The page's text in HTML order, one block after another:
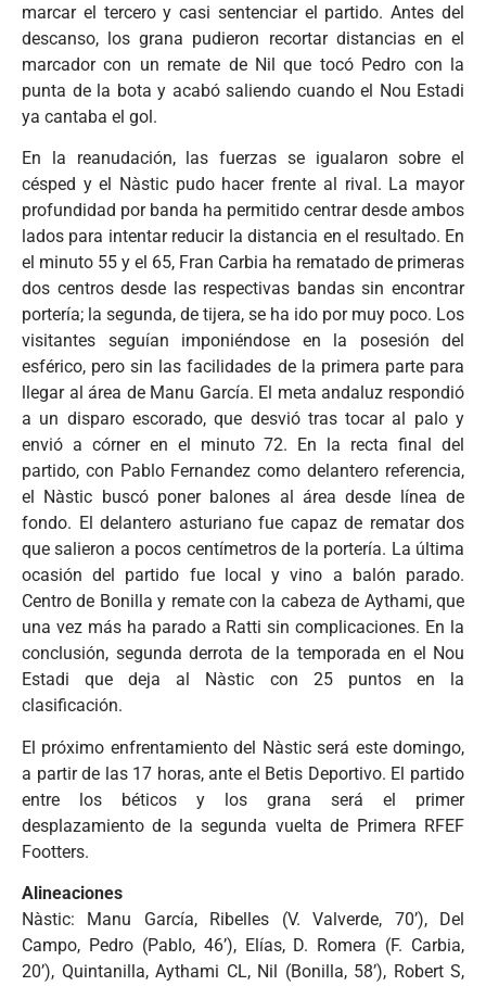
marcar el tercero y casi sentenciar el partido. Antes del
descanso, los grana pudieron recortar distancias en el
marcador con un remate de Nil que tocó Pedro con la
punta de la bota y acabó saliendo cuando el Nou Estadi
ya cantaba el gol.
En la reanudación, las fuerzas se igualaron sobre el
césped y el Nàstic pudo hacer frente al rival. La mayor
profundidad por banda ha permitido centrar desde ambos
lados para intentar reducir la distancia en el resultado. En
el minuto 55 y el 65, Fran Carbia ha rematado de primeras
dos centros desde las respectivas bandas sin encontrar
portería; la segunda, de tijera, se ha ido por muy poco. Los
visitantes seguían imponiéndose en la posesión del
esférico, pero sin las facilidades de la primera parte para
llegar al área de Manu García. El meta andaluz respondió
a un disparo escorado, que desvió tras tocar al palo y
envió a córner en el minuto 72. En la recta final del
partido, con Pablo Fernandez como delantero referencia,
el Nàstic buscó poner balones al área desde línea de
fondo. El delantero asturiano fue capaz de rematar dos
que salieron a pocos centímetros de la portería. La última
ocasión del partido fue local y vino a balón parado.
Centro de Bonilla y remate con la cabeza de Aythami, que
una vez más ha parado a Ratti sin complicaciones. En la
conclusión, segunda derrota de la temporada en el Nou
Estadi que deja al Nàstic con 25 puntos en la
clasificación.
El próximo enfrentamiento del Nàstic será este domingo,
a partir de las 17 horas, ante el Betis Deportivo. El partido
entre los béticos y los grana será el primer
desplazamiento de la segunda vuelta de Primera RFEF
Footters.
Alineaciones
Nàstic: Manu García, Ribelles (V. Valverde, 70’), Del
Campo, Pedro (Pablo, 46’), Elías, D. Romera (F. Carbia,
20’), Quintanilla, Aythami CL, Nil (Bonilla, 58’), Robert S,